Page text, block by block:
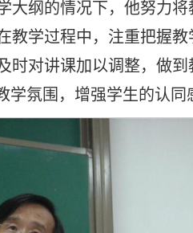
大纲的情况下，他努力
教学过程中，注重把握
对讲课加以调整，做
学氛围，增强学生的认同